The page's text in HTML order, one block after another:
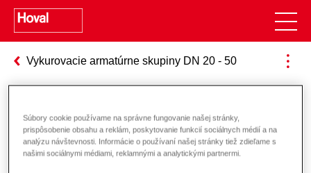
Vykurovacie armatúrne skupiny DN 20 - 50
Zodpovednosť za energiu a životné
prostredie
Súbory cookie používame na správne fungovanie našej stránky,
prispôsobenie obsahu a reklám, poskytovanie funkcií sociálnych médií a na
analýzu návštevnosti. Informácie o používaní našej stránky tiež zdieľame s
našimi sociálnymi médiami, reklamnými a analytickými partnermi.